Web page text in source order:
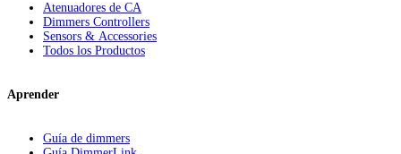
Atenuadores de CA
Dimmers Controllers
Sensors & Accessories
Todos los Productos
Aprender
Guía de dimmers